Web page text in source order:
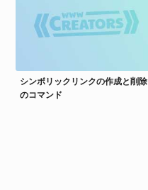
シンボリックリンクの作成と削除
のコマンド